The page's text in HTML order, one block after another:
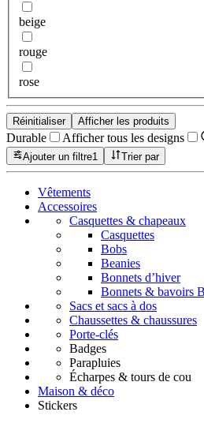
beige
rouge
rose
Réinitialiser Afficher les produits
Durable Afficher tous les designs
Ajouter un filtre1 Trier par
Vêtements
Accessoires
Casquettes & chapeaux
Casquettes
Bobs
Beanies
Bonnets d’hiver
Bonnets & bavoirs
Sacs et sacs à dos
Chaussettes & chaussures
Porte-clés
Badges
Parapluies
Écharpes & tours de cou
Maison & déco
Stickers